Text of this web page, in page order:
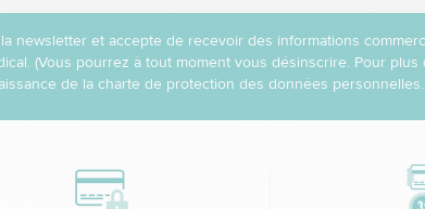
la newsletter et accepte de recevoir des informations
(Vous pourrez à tout moment vous désinscrire. Pour plus
de la charte de protection des données personnelles.